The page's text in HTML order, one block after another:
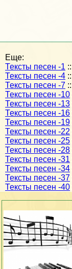
Еще:
Тексты песен -1 ::
Тексты песен -4 ::
Тексты песен -7 ::
Тексты песен -10
Тексты песен -13
Тексты песен -16
Тексты песен -19
Тексты песен -22
Тексты песен -25
Тексты песен -28
Тексты песен -31
Тексты песен -34
Тексты песен -37
Тексты песен -40